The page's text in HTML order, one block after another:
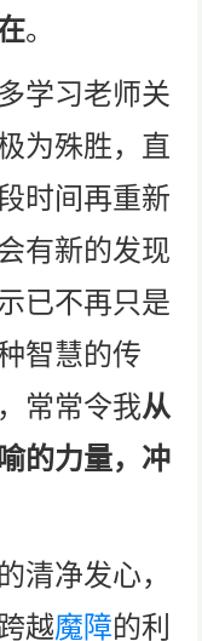
。
学习老师关
为殊胜，直
时间再重新
有新的发现
已不再只是
智慧的传
常常令我从
的力量，冲
清净发心，
越魔障的利